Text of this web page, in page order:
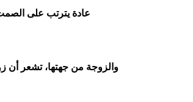
عادة يترتب على
والزوجة من جهتها، تشعر أن